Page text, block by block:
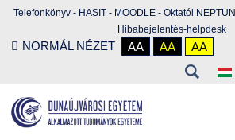
Telefonkönyv - HASIT - MOODLE - Oktatói NEPTUN
Hibabejelentés-helpdesk
NORMÁL NÉZET AA AA AA